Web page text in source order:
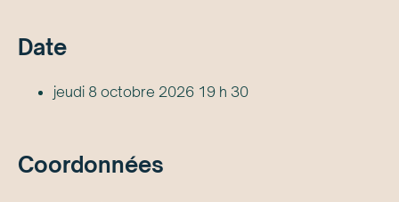
Date
jeudi 8 octobre 2026 19 h 30
Coordonnées